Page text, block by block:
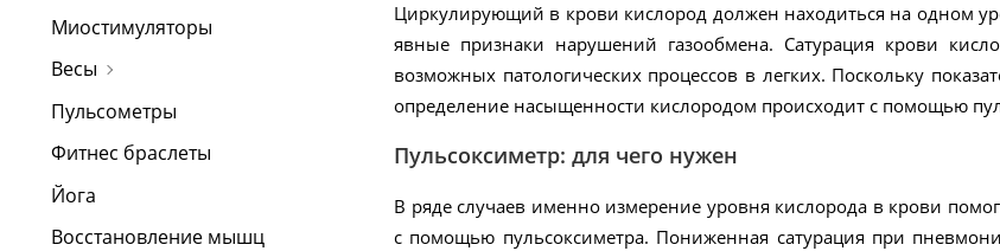
Миостимуляторы
Весы
Пульсометры
Фитнес браслеты
Йога
Восстановление мышц
Циркулирующий в крови кислород должен находиться на одном
явные признаки нарушений газообмена. Сатурация крови
возможных патологических процессов в легких. Поскольку
определение насыщенности кислородом происходит с помощью
Пульсоксиметр: для чего нужен
В ряде случаев именно измерение уровня кислорода в крови
с помощью пульсоксиметра. Пониженная сатурация при